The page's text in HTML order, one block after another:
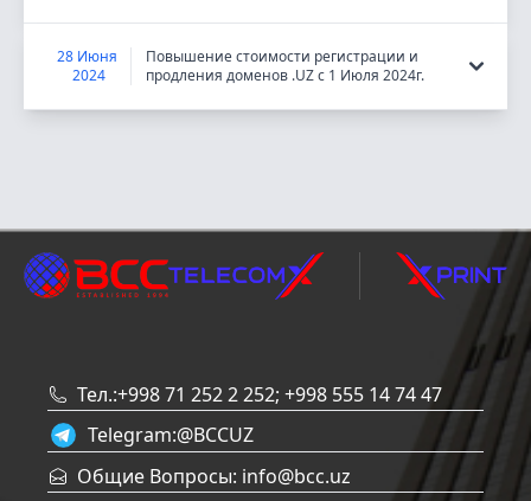
28 Июня
2024
Повышение стоимости регистрации и
продления доменов .UZ с 1 Июля 2024г.
Тел.:+998 71 252 2 252; +998 555 14 74 47
Telegram:@BCCUZ
Общие Вопросы: info@bcc.uz